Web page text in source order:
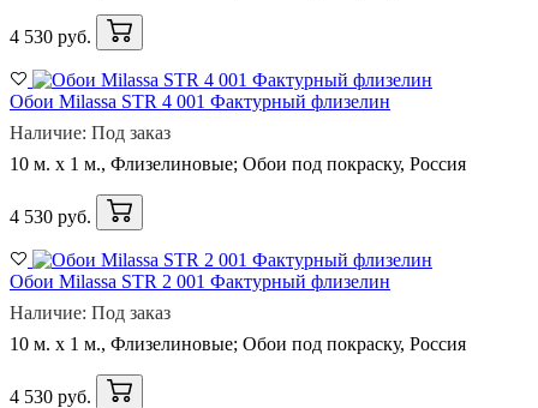
4 530 руб.
Обои Milassa STR 4 001 Фактурный флизелин
Наличие: Под заказ
10 м. x 1 м., Флизелиновые; Обои под покраску, Россия
4 530 руб.
Обои Milassa STR 2 001 Фактурный флизелин
Наличие: Под заказ
10 м. x 1 м., Флизелиновые; Обои под покраску, Россия
4 530 руб.